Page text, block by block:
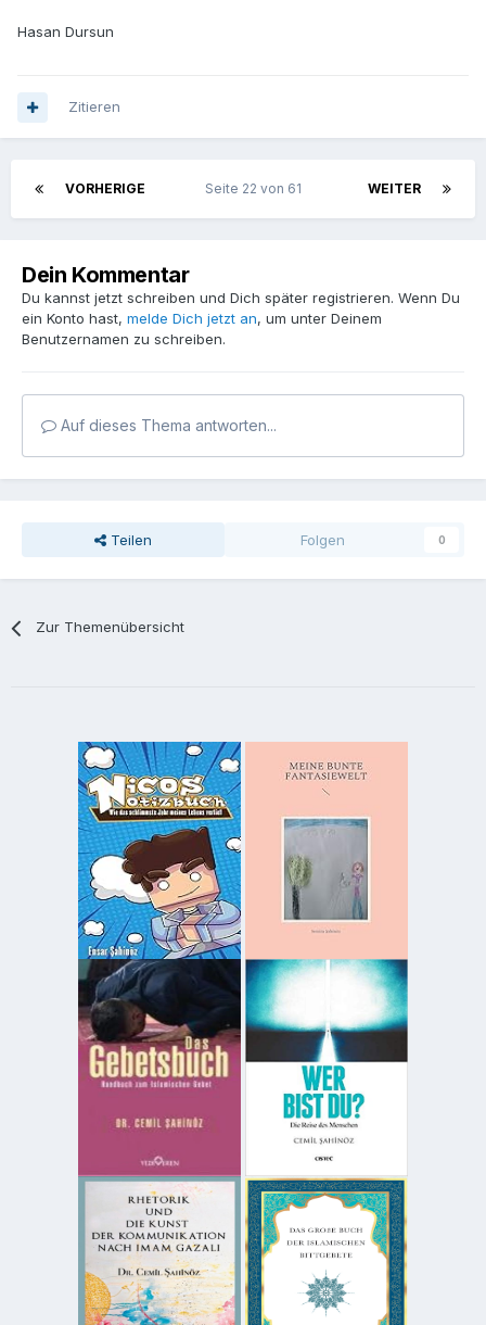
Hasan Dursun
Zitieren
VORHERIGE WEITER
Seite 22 von 61
Dein Kommentar
Du kannst jetzt schreiben und Dich später registrieren. Wenn Du
ein Konto hast, melde Dich jetzt an, um unter Deinem
Benutzernamen zu schreiben.
Auf dieses Thema antworten...
Teilen Folgen 0
Zur Themenübersicht